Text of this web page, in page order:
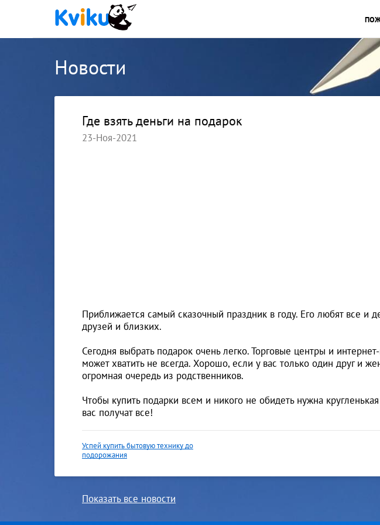
Новости
Где взять деньги на подарок
23-Ноя-2021
Приближается самый сказочный праздник в году. Его любят все и
друзей и близких.
Сегодня выбрать подарок очень легко. Торговые центры и
может хватить не всегда. Хорошо, если у вас только один друг
огромная очередь из родственников.
Чтобы купить подарки всем и никого не обидеть нужна
вас получат все!
Успей купить бытовую технику до
подорожания
Показать все новости